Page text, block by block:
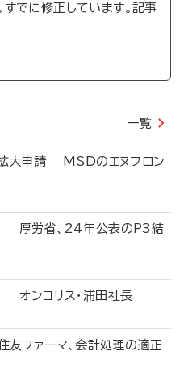
すでに修正しています。記事
一覧
大申請 MSDのエヌフロン
厚労省、24年公表のP3結
ンコリス・浦田社長
ファーマ、会計処理の適正